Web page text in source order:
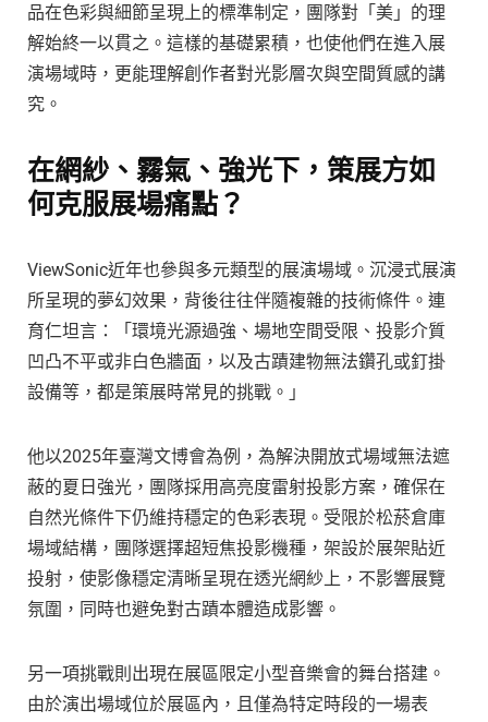
品在色彩與細節呈現上的標準制定，團隊對「美」的理
解始終一以貫之。這樣的基礎累積，也使他們在進入展
演場域時，更能理解創作者對光影層次與空間質感的講
究。
在網紗、霧氣、強光下，策展方如
何克服展場痛點？
ViewSonic近年也參與多元類型的展演場域。沉浸式展演
所呈現的夢幻效果，背後往往伴隨複雜的技術條件。連
育仁坦言：「環境光源過強、場地空間受限、投影介質
凹凸不平或非白色牆面，以及古蹟建物無法鑽孔或釘掛
設備等，都是策展時常見的挑戰。」
他以2025年臺灣文博會為例，為解決開放式場域無法遮
蔽的夏日強光，團隊採用高亮度雷射投影方案，確保在
自然光條件下仍維持穩定的色彩表現。受限於松菸倉庫
場域結構，團隊選擇超短焦投影機種，架設於展架貼近
投射，使影像穩定清晰呈現在透光網紗上，不影響展覽
氛圍，同時也避免對古蹟本體造成影響。
另一項挑戰則出現在展區限定小型音樂會的舞台搭建。
由於演出場域位於展區內，且僅為特定時段的一場表